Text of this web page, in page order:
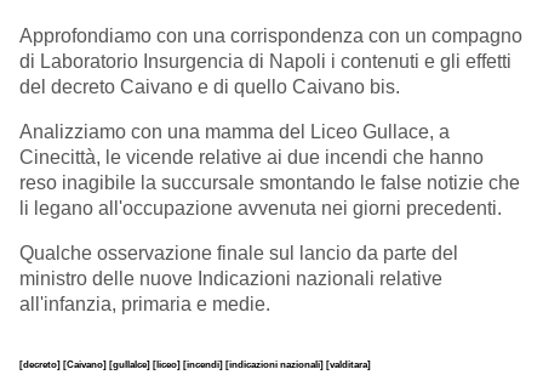
Approfondiamo con una corrispondenza con un compagno
di Laboratorio Insurgencia di Napoli i contenuti e gli effetti
del decreto Caivano e di quello Caivano bis.
Analizziamo con una mamma del Liceo Gullace, a
Cinecittà, le vicende relative ai due incendi che hanno
reso inagibile la succursale smontando le false notizie che
li legano all'occupazione avvenuta nei giorni precedenti.
Qualche osservazione finale sul lancio da parte del
ministro delle nuove Indicazioni nazionali relative
all'infanzia, primaria e medie.
[decreto] [Caivano] [gullalce] [liceo] [incendi] [indicazioni nazionali] [valditara]